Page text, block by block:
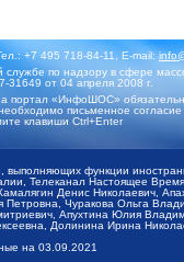
+7 495 718-84-11, E-mail:
по надзору в сфере
31649 от 04 апреля 2008 г.
портал «ИнфоШОС»
письменное
клавиши Ctrl+Enter
функции
Телеканал Настоящее
Денис Николаевич,
Чуракова Ольга
Апухтина Юлия
Долинина Ирина
на 03.09.2021